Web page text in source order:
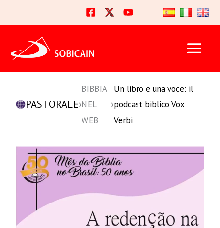
al
contenuto
PASTORALE›
BIBBIA
NEL
WEB
›
Un libro e una voce: il
podcast biblico Vox
Verbi